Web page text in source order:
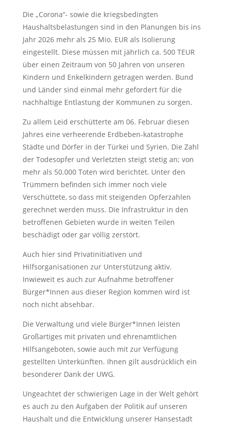
Die „Corona“- sowie die kriegsbedingten
Haushaltsbelastungen sind in den Planungen bis ins
Jahr 2026 mehr als 25 Mio. EUR als Isolierung
eingestellt. Diese müssen mit jährlich ca. 500 TEUR
über einen Zeitraum von 50 Jahren von unseren
Kindern und Enkelkindern getragen werden. Bund
und Länder sind einmal mehr gefordert für die
nachhaltige Entlastung der Kommunen zu sorgen.
Zu allem Leid erschütterte am 06. Februar diesen
Jahres eine verheerende Erdbeben-katastrophe
Städte und Dörfer in der Türkei und Syrien. Die Zahl
der Todesopfer und Verletzten steigt stetig an; von
mehr als 50.000 Toten wird berichtet. Unter den
Trümmern befinden sich immer noch viele
Verschüttete, so dass mit steigenden Opferzahlen
gerechnet werden muss. Die Infrastruktur in den
betroffenen Gebieten wurde in weiten Teilen
beschädigt oder gar völlig zerstört.
Auch hier sind Privatinitiativen und
Hilfsorganisationen zur Unterstützung aktiv.
Inwieweit es auch zur Aufnahme betroffener
Bürger*Innen aus dieser Region kommen wird ist
noch nicht absehbar.
Die Verwaltung und viele Bürger*Innen leisten
Großartiges mit privaten und ehrenamtlichen
Hilfsangeboten, sowie auch mit zur Verfügung
gestellten Unterkünften. Ihnen gilt ausdrücklich ein
besonderer Dank der UWG.
Ungeachtet der schwierigen Lage in der Welt gehört
es auch zu den Aufgaben der Politik auf unseren
Haushalt und die Entwicklung unserer Hansestadt